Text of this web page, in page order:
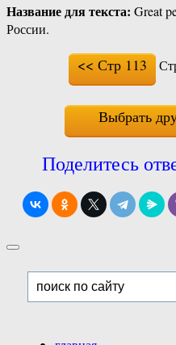
Название для текста: Great
России.
<< Стр 113
Выбрать
Поделитесь